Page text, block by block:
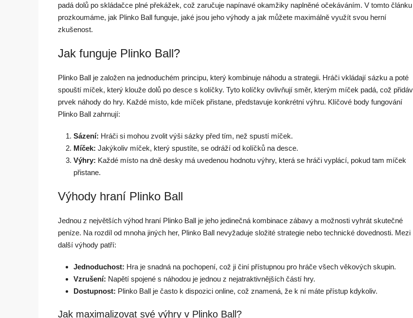
padá dolů po skládačce plné překážek, což zaručuje napínavé okamžiky naplněné očekáváním. V tomto článku
prozkoumáme, jak Plinko Ball funguje, jaké jsou jeho výhody a jak můžete maximálně využít svou herní
zkušenost.
Jak funguje Plinko Ball?
Plinko Ball je založen na jednoduchém principu, který kombinuje náhodu a strategii. Hráči vkládají sázku a poté
spouští míček, který klouže dolů po desce s kolíčky. Tyto kolíčky ovlivňují směr, kterým míček padá, což
prvek náhody do hry. Každé místo, kde míček přistane, představuje konkrétní výhru. Klíčové body fungování
Plinko Ball zahrnují:
Sázení: Hráči si mohou zvolit výši sázky před tím, než spustí míček.
Míček: Jakýkoliv míček, který spustíte, se odráží od kolíčků na desce.
Výhry: Každé místo na dně desky má uvedenou hodnotu výhry, která se hráči vyplácí, pokud tam míček
přistane.
Výhody hraní Plinko Ball
Jednou z největších výhod hraní Plinko Ball je jeho jedinečná kombinace zábavy a možnosti vyhrát skutečné
peníze. Na rozdíl od mnoha jiných her, Plinko Ball nevyžaduje složité strategie nebo technické dovednosti. Mezi
další výhody patří:
Jednoduchost: Hra je snadná na pochopení, což ji činí přístupnou pro hráče všech věkových skupin.
Vzrušení: Napětí spojené s náhodou je jednou z nejatraktivnějších částí hry.
Dostupnost: Plinko Ball je často k dispozici online, což znamená, že k ní máte přístup kdykoliv.
Jak maximalizovat své výhry v Plinko Ball?